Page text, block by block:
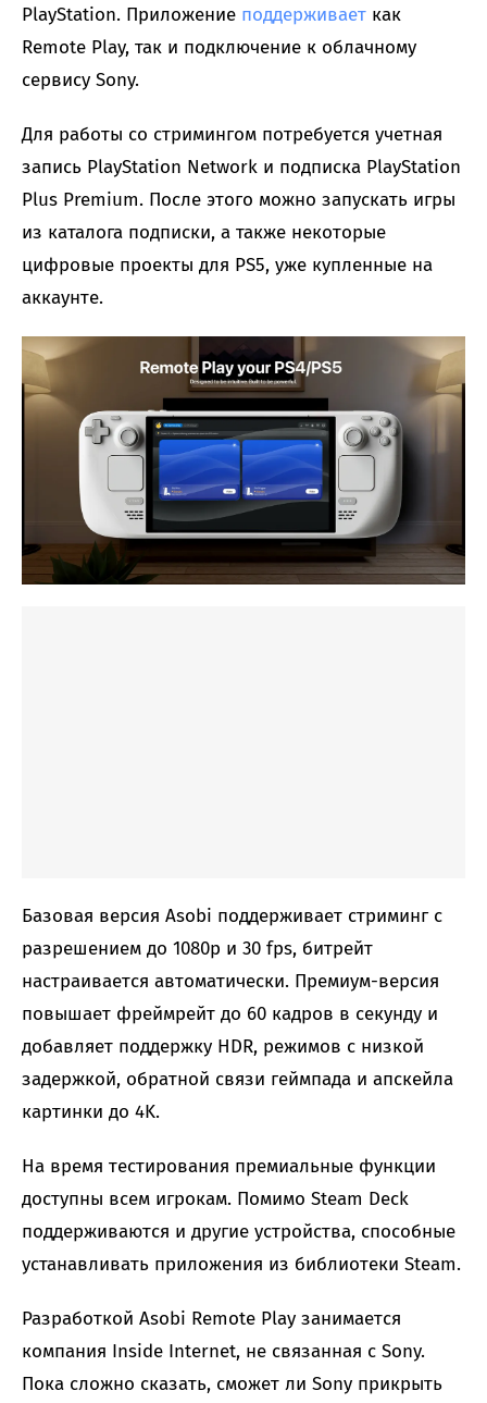
PlayStation. Приложение поддерживает как
Remote Play, так и подключение к облачному
сервису Sony.
Для работы со стримингом потребуется учетная
запись PlayStation Network и подписка PlayStation
Plus Premium. После этого можно запускать игры
из каталога подписки, а также некоторые
цифровые проекты для PS5, уже купленные на
аккаунте.
Базовая версия Asobi поддерживает стриминг с
разрешением до 1080p и 30 fps, битрейт
настраивается автоматически. Премиум-версия
повышает фреймрейт до 60 кадров в секунду и
добавляет поддержку HDR, режимов с низкой
задержкой, обратной связи геймпада и апскейла
картинки до 4K.
На время тестирования премиальные функции
доступны всем игрокам. Помимо Steam Deck
поддерживаются и другие устройства, способные
устанавливать приложения из библиотеки Steam.
Разработкой Asobi Remote Play занимается
компания Inside Internet, не связанная с Sony.
Пока сложно сказать, сможет ли Sony прикрыть